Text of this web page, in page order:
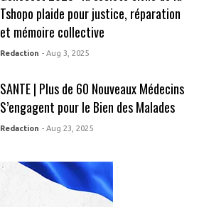
Tshopo plaide pour justice, réparation
et mémoire collective
Redaction - Aug 3, 2025
SANTE | Plus de 60 Nouveaux Médecins
S’engagent pour le Bien des Malades
Redaction - Aug 23, 2025